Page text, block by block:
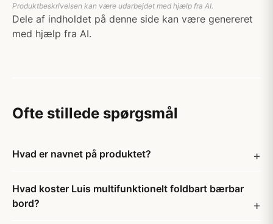
Produktbeskrivelsen kan være udarbejdet med hjælp fra AI.
Dele af indholdet på denne side kan være genereret
med hjælp fra AI.
Ofte stillede spørgsmål
Hvad er navnet på produktet?
Hvad koster Luis multifunktionelt foldbart bærbar
bord?